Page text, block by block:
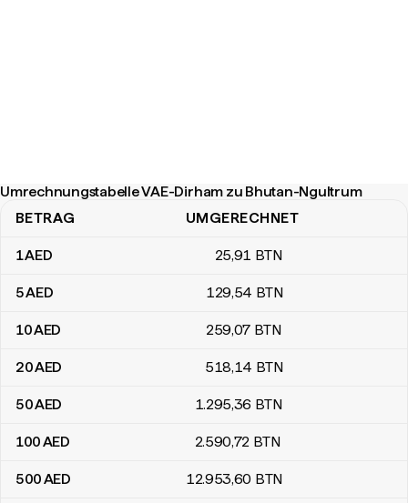
Umrechnungstabelle VAE-Dirham zu Bhutan-Ngultrum
Umrechnungstabelle VAE-Dirham zu Bhutan-Ngultrum
BETRAG UMGERECHNET
1AED 25,91 BTN
5AED 129,54 BTN
10AED 259,07 BTN
20AED 518,14 BTN
50AED 1.295,36 BTN
100AED 2.590,72 BTN
500AED 12.953,60 BTN